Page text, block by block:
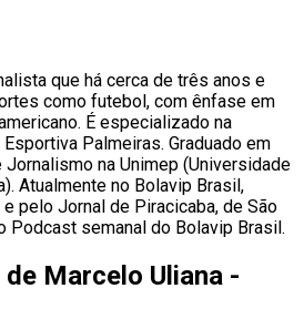
que há cerca de três anos e
como futebol, com ênfase em
É especializado na
Palmeiras. Graduado em
na Unimep (Universidade
Atualmente no Bolavip Brasil,
pelo Jornal de Piracicaba, de São
Podcast semanal do Bolavip Brasil.
Marcelo Uliana -